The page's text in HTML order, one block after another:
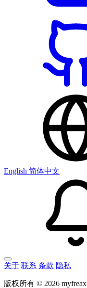
English 简体中文
关于 联系 条款 隐私
版权所有 © 2026 myfreax